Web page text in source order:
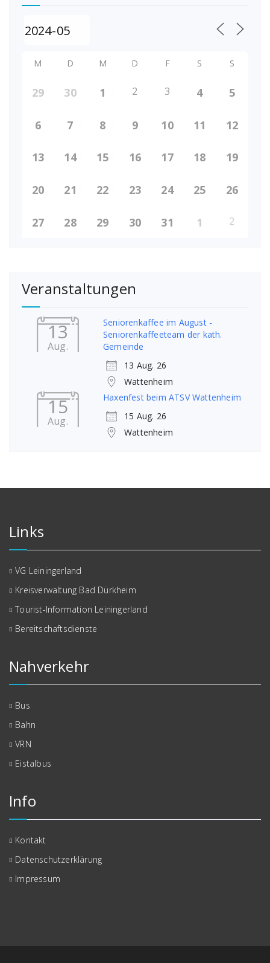
M D M D F S S
29 30 1 2 3 4 5
6 7 8 9 10 11 12
13 14 15 16 17 18 19
20 21 22 23 24 25 26
27 28 29 30 31 1 2
Veranstaltungen
13
Aug.
Seniorenkaffee im August -
Seniorenkaffeeteam der kath.
Gemeinde
13 Aug. 26
Wattenheim
15
Aug.
Haxenfest beim ATSV Wattenheim
15 Aug. 26
Wattenheim
Links
VG Leiningerland
Kreisverwaltung Bad Dürkheim
Tourist-Information Leiningerland
Bereitschaftsdienste
Nahverkehr
Bus
Bahn
VRN
Eistalbus
Info
Kontakt
Datenschutzerklärung
Impressum